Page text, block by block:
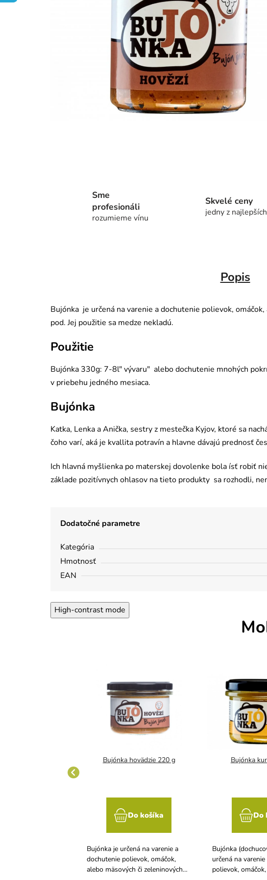
Sme
profesionáli
rozumieme vínu
Skvelé ceny
jedny z najlepších
Popis
Bujónka je určená na varenie a dochutenie polievok,
pod. Jej použitie sa medze nekladú.
Použitie
Bujónka 330g: 7-8l" vývaru" alebo dochutenie mnohých
v priebehu jedného mesiaca.
Bujónka
Katka, Lenka a Anička, sestry z mestečka Kyjov, ktoré sa
čoho varí, aká je kvallita potravín a hlavne dávajú prednosť
Ich hlavná myšlienka po materskej dovolenke bola ísť robiť
základe pozitívnych ohlasov na tieto produkty sa rozhodli,
Dodatočné parametre
Kategória
Hmotnosť
EAN
High-contrast mode
Bujónka hovädzie 220 g
Do košíka
Bujónka je určená na varenie a
dochutenie polievok, omáčok,
alebo mäsových či zeleninových
Bujónka
Do
Bujónka
určená na
polievok,